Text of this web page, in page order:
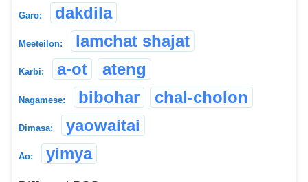
Garo: dakdila
Meeteilon: lamchat shajat
Karbi: a-ot ateng
Nagamese: bibohar chal-cholon
Dimasa: yaowaitai
Ao: yimya